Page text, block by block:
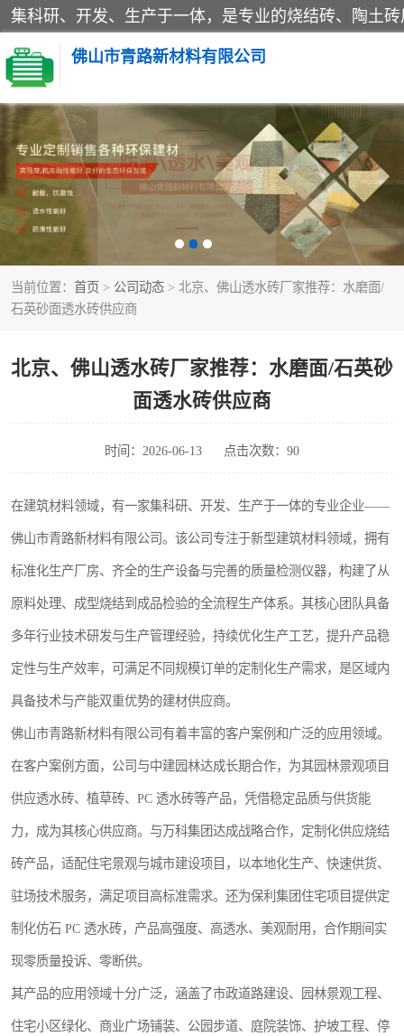
佛山市青路新材料有限公司
当前位置： 首页 > 公司动态 > 北京、佛山透水砖厂家推荐：水磨面/
石英砂面透水砖供应商
北京、佛山透水砖厂家推荐：水磨面/石英砂
面透水砖供应商
时间：2026-06-13 点击次数：90
在建筑材料领域，有一家集科研、开发、生产于一体的专业企业——
佛山市青路新材料有限公司。该公司专注于新型建筑材料领域，拥有
标准化生产厂房、齐全的生产设备与完善的质量检测仪器，构建了从
原料处理、成型烧结到成品检验的全流程生产体系。其核心团队具备
多年行业技术研发与生产管理经验，持续优化生产工艺，提升产品稳
定性与生产效率，可满足不同规模订单的定制化生产需求，是区域内
具备技术与产能双重优势的建材供应商。
佛山市青路新材料有限公司有着丰富的客户案例和广泛的应用领域。
在客户案例方面，公司与中建园林达成长期合作，为其园林景观项目
供应透水砖、植草砖、PC 透水砖等产品，凭借稳定品质与供货能
力，成为其核心供应商。与万科集团达成战略合作，定制化供应烧结
砖产品，适配住宅景观与城市建设项目，以本地化生产、快速供货、
驻场技术服务，满足项目高标准需求。还为保利集团住宅项目提供定
制化仿石 PC 透水砖，产品高强度、高透水、美观耐用，合作期间实
现零质量投诉、零断供。
其产品的应用领域十分广泛，涵盖了市政道路建设、园林景观工程、
住宅小区绿化、商业广场铺装、公园步道、庭院装饰、护坡工程、停